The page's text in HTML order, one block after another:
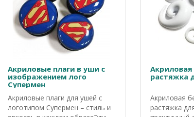
Акриловые плаги в уши с
изображением лого
Супермен
Акриловые плаги для ушей с
логотипом Супермен – стиль и
Акриловая
растяжка
Акриловая
растяжка